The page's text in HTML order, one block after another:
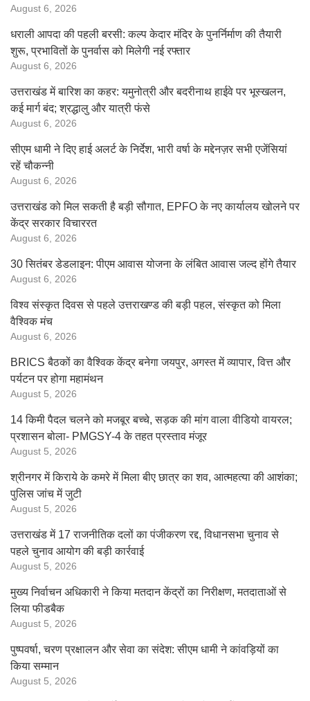
August 6, 2026
धराली आपदा की पहली बरसी: कल्प केदार मंदिर के पुनर्निर्माण की तैयारी
शुरू, प्रभावितों के पुनर्वास को मिलेगी नई रफ्तार
August 6, 2026
उत्तराखंड में बारिश का कहर: यमुनोत्री और बदरीनाथ हाईवे पर भूस्खलन,
कई मार्ग बंद; श्रद्धालु और यात्री फंसे
August 6, 2026
सीएम धामी ने दिए हाई अलर्ट के निर्देश, भारी वर्षा के मद्देनज़र सभी एजेंसियां
रहें चौकन्नी
August 6, 2026
उत्तराखंड को मिल सकती है बड़ी सौगात, EPFO के नए कार्यालय खोलने पर
केंद्र सरकार विचाररत
August 6, 2026
30 सितंबर डेडलाइन: पीएम आवास योजना के लंबित आवास जल्द होंगे तैयार
August 6, 2026
विश्व संस्कृत दिवस से पहले उत्तराखण्ड की बड़ी पहल, संस्कृत को मिला
वैश्विक मंच
August 6, 2026
BRICS बैठकों का वैश्विक केंद्र बनेगा जयपुर, अगस्त में व्यापार, वित्त और
पर्यटन पर होगा महामंथन
August 5, 2026
14 किमी पैदल चलने को मजबूर बच्चे, सड़क की मांग वाला वीडियो वायरल;
प्रशासन बोला- PMGSY-4 के तहत प्रस्ताव मंजूर
August 5, 2026
श्रीनगर में किराये के कमरे में मिला बीए छात्र का शव, आत्महत्या की आशंका;
पुलिस जांच में जुटी
August 5, 2026
उत्तराखंड में 17 राजनीतिक दलों का पंजीकरण रद्द, विधानसभा चुनाव से
पहले चुनाव आयोग की बड़ी कार्रवाई
August 5, 2026
मुख्य निर्वाचन अधिकारी ने किया मतदान केंद्रों का निरीक्षण, मतदाताओं से
लिया फीडबैक
August 5, 2026
पुष्पवर्षा, चरण प्रक्षालन और सेवा का संदेश: सीएम धामी ने कांवड़ियों का
किया सम्मान
August 5, 2026